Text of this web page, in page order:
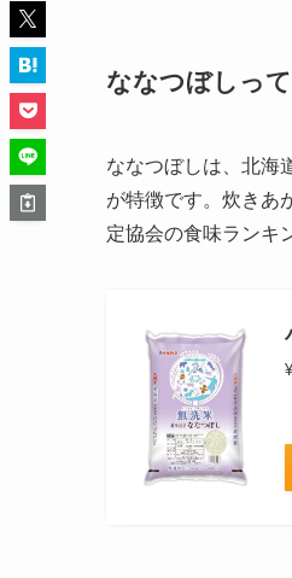
ななつぼしっ
ななつぼしは、北海
が特徴です。炊きあ
定協会の食味ランキ